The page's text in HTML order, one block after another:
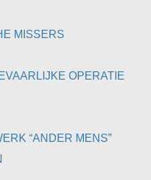
MISSERS
OPERATIE
“ANDER MENS”